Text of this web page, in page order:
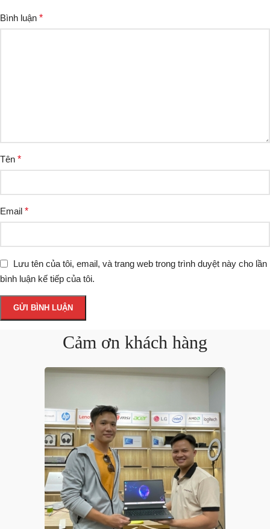
Bình luận *
Tên *
Email *
Lưu tên của tôi, email, và trang web trong trình duyệt này cho lần
bình luận kế tiếp của tôi.
Cảm ơn khách hàng